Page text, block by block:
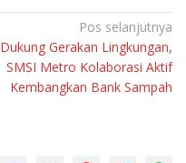
Pos selanjutnya
Dukung Gerakan Lingkungan,
SMSI Metro Kolaborasi Aktif
Kembangkan Bank Sampah